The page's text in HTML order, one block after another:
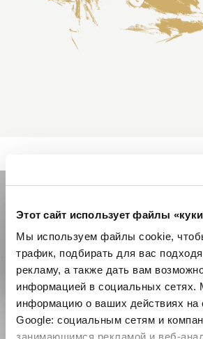
Этот сайт использует файлы
Мы используем файлы cookie,
трафик, подбирать для вас
рекламу, а также дать вам
информацией в социальных
информацию о ваших действиях на
Google: социальным сетям и
занимающимся рекламой и веб-